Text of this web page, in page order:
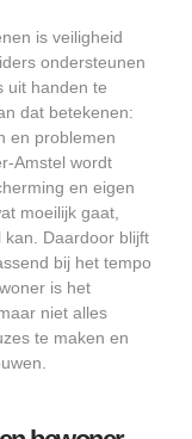
is veiligheid
ondersteunen
uit handen te
dat betekenen:
en problemen
Amstel wordt
en eigen
moeilijk gaat,
kan. Daardoor blijft
bij het tempo
is het
niet alles
te maken en